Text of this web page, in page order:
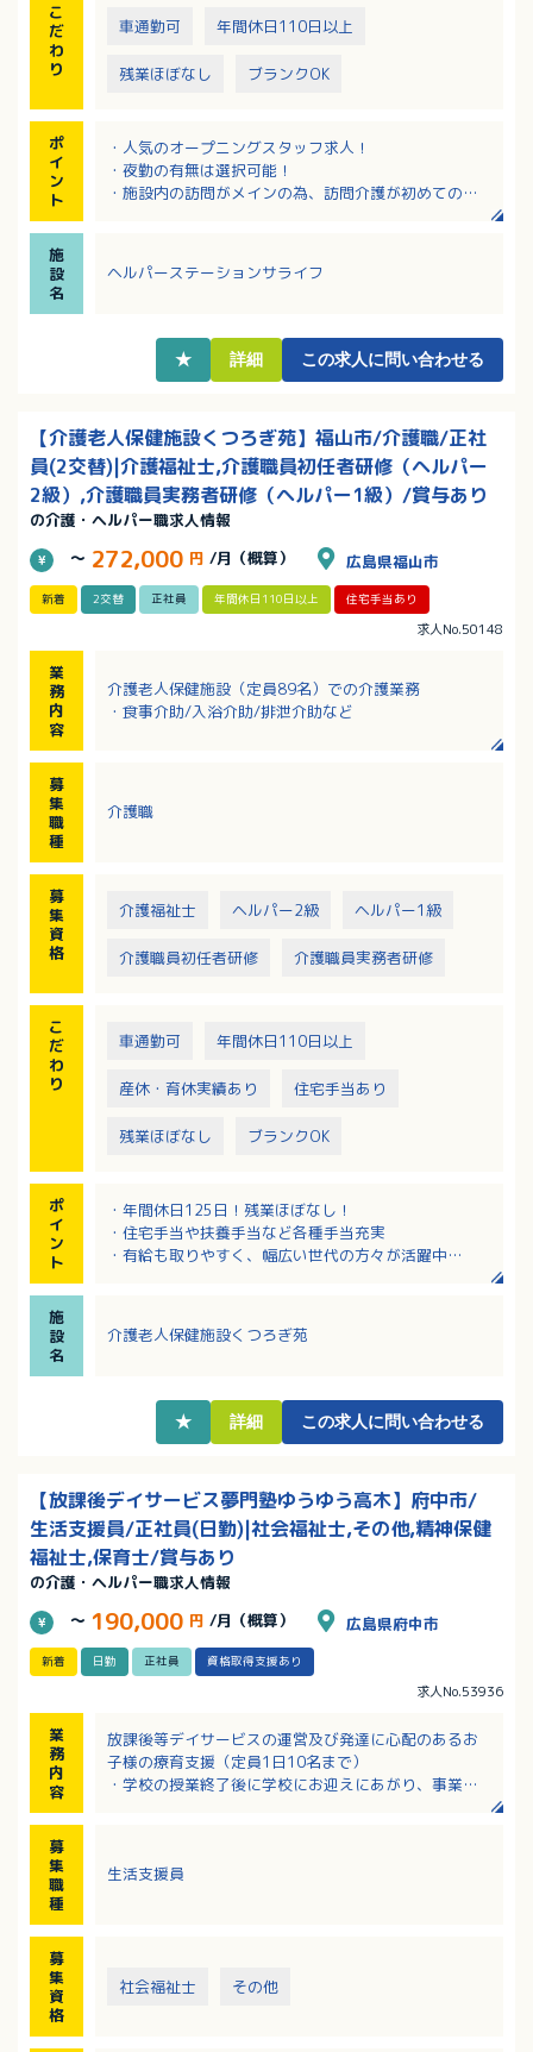
こ
だ
わ
り
車通勤可 年間休日110日以上
残業ほぼなし ブランクOK
ポ
イ
ン
ト
・人気のオープニングスタッフ求人！
・夜勤の有無は選択可能！
・施設内の訪問がメインの為、訪問介護が初めての方
施
設
名
ヘルパーステーションサライフ
★ 詳細 この求人に問い合わせる
【介護老人保健施設くつろぎ苑】福山市/介護職/正社
員(2交替)|介護福祉士,介護職員初任者研修（ヘルパー
2級）,介護職員実務者研修（ヘルパー1級）/賞与あり
の介護・ヘルパー職求人情報
～ 272,000 円 /月（概算） 広島県福山市
新着 2交替 正社員 年間休日110日以上 住宅手当あり
求人No.50148
業
務
内
容
介護老人保健施設（定員89名）での介護業務
・食事介助/入浴介助/排泄介助など
募
集
職
種
介護職
募
集
資
格
介護福祉士 ヘルパー2級 ヘルパー1級
介護職員初任者研修 介護職員実務者研修
こ
だ
わ
り
車通勤可 年間休日110日以上
産休・育休実績あり 住宅手当あり
残業ほぼなし ブランクOK
ポ
イ
ン
ト
・年間休日125日！残業ほぼなし！
・住宅手当や扶養手当など各種手当充実
・有給も取りやすく、幅広い世代の方々が活躍中
ックアップ体制
施
設
名
介護老人保健施設くつろぎ苑
★ 詳細 この求人に問い合わせる
【放課後デイサービス夢門塾ゆうゆう高木】府中市/
生活支援員/正社員(日勤)|社会福祉士,その他,精神保健
福祉士,保育士/賞与あり
の介護・ヘルパー職求人情報
～ 190,000 円 /月（概算） 広島県府中市
新着 日勤 正社員 資格取得支援あり
求人No.53936
業
務
内
容
放課後等デイサービスの運営及び発達に心配のあるお
子様の療育支援（定員1日10名まで）
・学校の授業終了後に学校にお迎えにあがり、事業所
・発達段階に応じて訓練や創作活動を行います
募
集
職
種
生活支援員
募
集
資
格
社会福祉士 その他